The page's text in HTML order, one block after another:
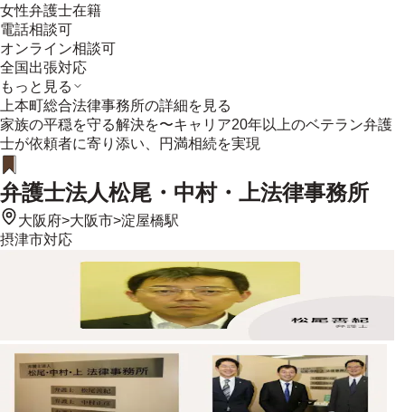
女性弁護士在籍
電話相談可
オンライン相談可
全国出張対応
もっと見る
上本町総合法律事務所の詳細を見る
家族の平穏を守る解決を〜キャリア20年以上のベテラン弁護
士が依頼者に寄り添い、円満相続を実現
弁護士法人松尾・中村・上法律事務所
大阪府>大阪市>淀屋橋駅
摂津市対応